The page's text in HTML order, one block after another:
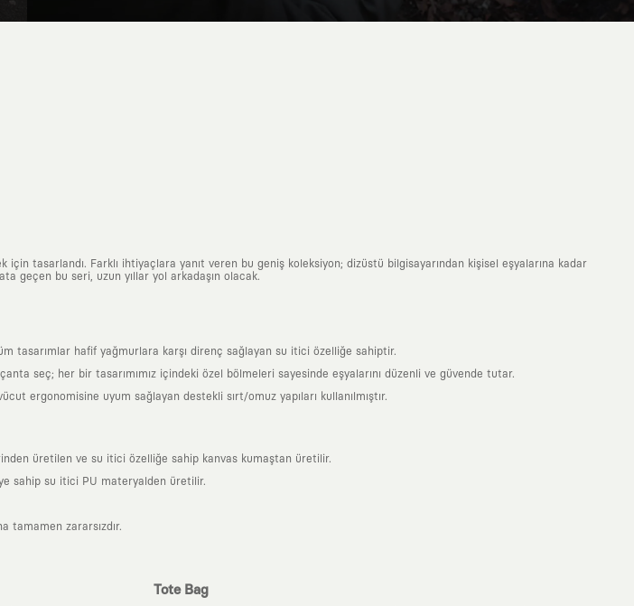
tasarlandı. Farklı ihtiyaçlara yanıt veren bu geniş koleksiyon; dizüstü bilgisayarından kişisel eşyalarına kadar
geçen bu seri, uzun yıllar yol arkadaşın olacak.
tasarımlar hafif yağmurlara karşı direnç sağlayan su itici özelliğe sahiptir.
seç; her bir tasarımımız içindeki özel bölmeleri sayesinde eşyalarını düzenli ve güvende tutar.
ergonomisine uyum sağlayan destekli sırt/omuz yapıları kullanılmıştır.
üretilen ve su itici özelliğe sahip kanvas kumaştan üretilir.
sahip su itici PU materyalden üretilir.
tamamen zararsızdır.
Tote Bag